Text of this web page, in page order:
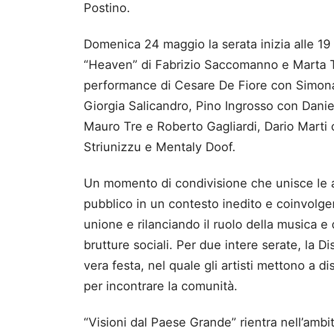
Postino.
Domenica 24 maggio la serata inizia alle
“Heaven” di Fabrizio Saccomanno e
performance di Cesare De Fiore con
Giorgia Salicandro, Pino Ingrosso con
Mauro Tre e Roberto Gagliardi, Dario Marti
Striunizzu e Mentaly Doof.
Un momento di condivisione che unisce
pubblico in un contesto inedito e
unione e rilanciando il ruolo della musica
brutture sociali. Per due intere serate, la
vera festa, nel quale gli artisti mettono a
per incontrare la comunità.
“Visioni dal Paese Grande” rientra